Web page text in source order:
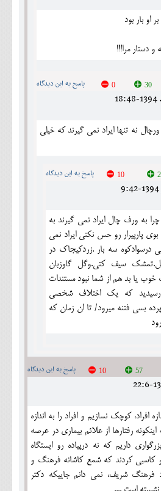
او بار بود
دستار مرا!!!
پاسخ به این دیدگاه 30
0
نه تنها ایراد نمی گیرند که خیلی
پاسخ به این دیدگاه 2
10
به ورف چال ايراد نمي گيرند به
پارپيرار رو حس نكني ايراد نمي
درسوادكوه سه بار .زردكيجاك در
سيف كتي.وگل گاوزبان
خوب يا بد هم از شما نبود مستندات
رسيديد كه يك اختلاف شخصي
بسي فتنه ميرود/ تا ان زمان كه
پاسخ به این دیدگاه 57
10
افراد، کوچک نسازیم و افراد را به اندازه
رفتارها از علائم بیماری در عرصه
داریم که نه درپیاده رو ایستگاه
و کاسبی کردند که شمع کاشانه فرهنگ و
فرهنگ شریف، نمی دانم جاییکه دکتر